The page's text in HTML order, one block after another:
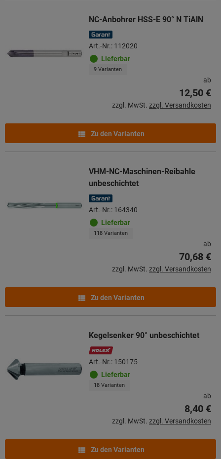
NC-Anbohrer HSS-E 90° N TiAlN
Art.-Nr.: 112020
Lieferbar
9 Varianten
ab
12,50 €
zzgl. MwSt. zzgl. Versandkosten
Zu den Varianten
VHM-NC-Maschinen-Reibahle
unbeschichtet
Art.-Nr.: 164340
Lieferbar
118 Varianten
ab
70,68 €
zzgl. MwSt. zzgl. Versandkosten
Zu den Varianten
Kegelsenker 90° unbeschichtet
Art.-Nr.: 150175
Lieferbar
18 Varianten
ab
8,40 €
zzgl. MwSt. zzgl. Versandkosten
Zu den Varianten